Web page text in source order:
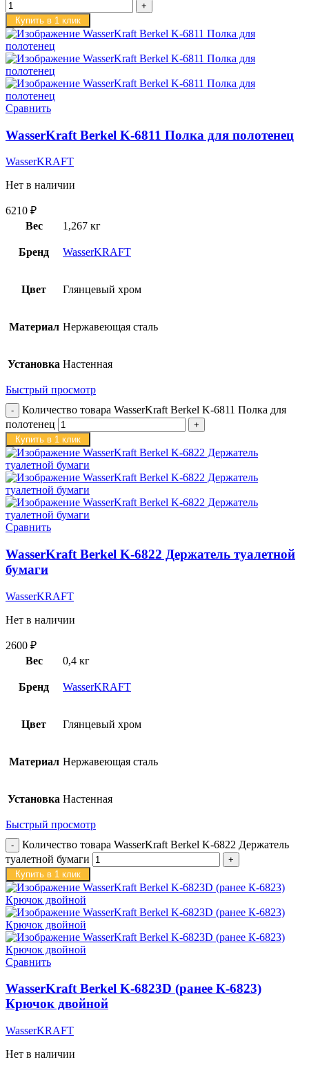
Купить в 1 клик
Сравнить
WasserKraft Berkel K-6811 Полка для полотенец
WasserKRAFT
Нет в наличии
6210 ₽
Вес
1,267 кг
Бренд WasserKRAFT
Цвет Глянцевый хром
Материал Нержавеющая сталь
Установка Настенная
Быстрый просмотр
Количество товара WasserKraft Berkel K-6811 Полка для
полотенец
Купить в 1 клик
Сравнить
WasserKraft Berkel K-6822 Держатель туалетной
бумаги
WasserKRAFT
Нет в наличии
2600 ₽
Вес
0,4 кг
Бренд WasserKRAFT
Цвет Глянцевый хром
Материал Нержавеющая сталь
Установка Настенная
Быстрый просмотр
Количество товара WasserKraft Berkel K-6822 Держатель
туалетной бумаги
Купить в 1 клик
Сравнить
WasserKraft Berkel K-6823D (ранее К-6823)
Крючок двойной
WasserKRAFT
Нет в наличии